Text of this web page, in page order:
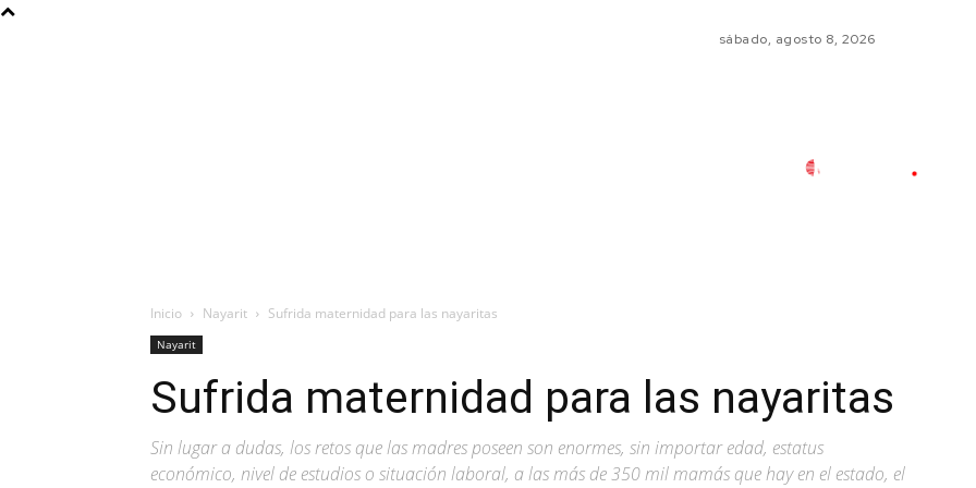
sábado, agosto 8, 2026
Inicio Nayarit Sufrida maternidad para las nayaritas
Nayarit
Sufrida maternidad para las nayaritas
Sin lugar a dudas, los retos que las madres poseen son enormes, sin importar edad, estatus
económico, nivel de estudios o situación laboral, a las más de 350 mil mamás que hay en el estado, el